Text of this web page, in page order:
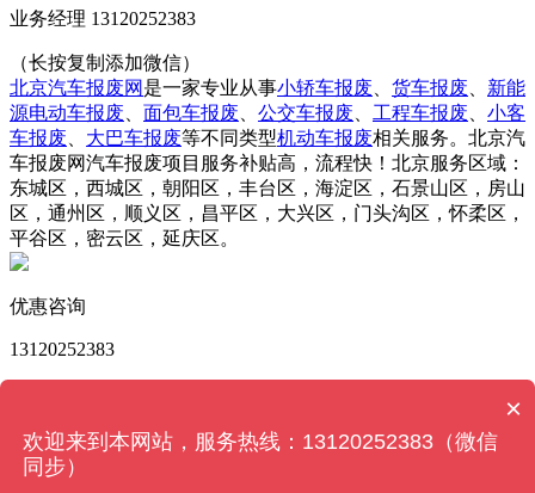
业务经理 13120252383
（长按复制添加微信）
北京汽车报废网 是一家专业从事小轿车报废 货车报废
新能
源电动车报废
面包车报废 公交车报废 工程车报废
小客
车报废
大巴车报废等不同类型机动车报废相关服务。北京汽
车报废网汽车报废项目服务补贴高，流程快！北京服务区域：
东城区，西城区，朝阳区，丰台区，海淀区，石景山区，房山
区，通州区，顺义区，昌平区，大兴区，门头沟区，怀柔区，
平谷区，密云区，延庆区。
优惠咨询
13120252383
×
欢迎来到本网站，服务热线：13120252383（微信
同步）